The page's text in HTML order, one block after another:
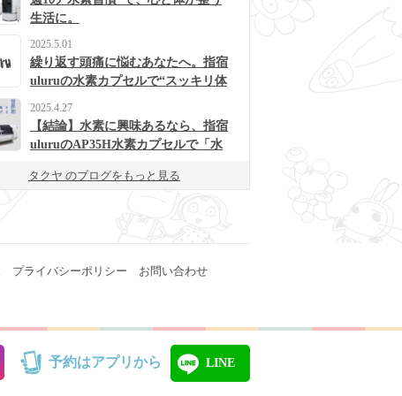
生活に。
2025.5.01
繰り返す頭痛に悩むあなたへ。指宿
uluruの水素カプセルで“スッキリ体
2025.4.27
【結論】水素に興味あるなら、指宿
uluruのAP35H水素カプセルで「水
タクヤ のブログをもっと見る
プライバシーポリシー お問い合わせ
予約はアプリから LINE